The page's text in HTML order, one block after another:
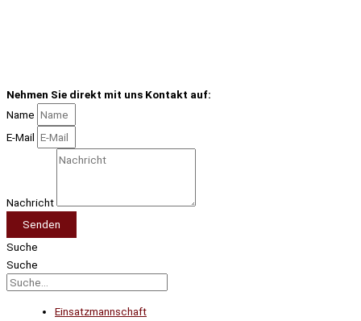
Nehmen Sie direkt mit uns Kontakt auf:
Name
E-Mail
Nachricht
Senden
Suche
Suche
Einsatzmannschaft